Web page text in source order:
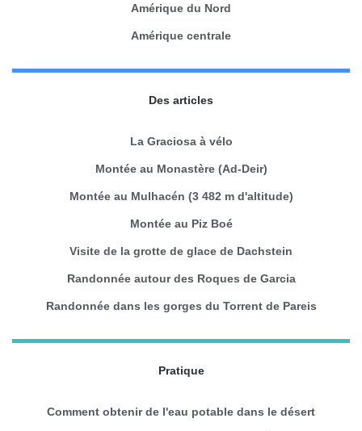
Amérique du Nord
Amérique centrale
Des articles
La Graciosa à vélo
Montée au Monastère (Ad-Deir)
Montée au Mulhacén (3 482 m d'altitude)
Montée au Piz Boé
Visite de la grotte de glace de Dachstein
Randonnée autour des Roques de Garcia
Randonnée dans les gorges du Torrent de Pareis
Pratique
Comment obtenir de l'eau potable dans le désert